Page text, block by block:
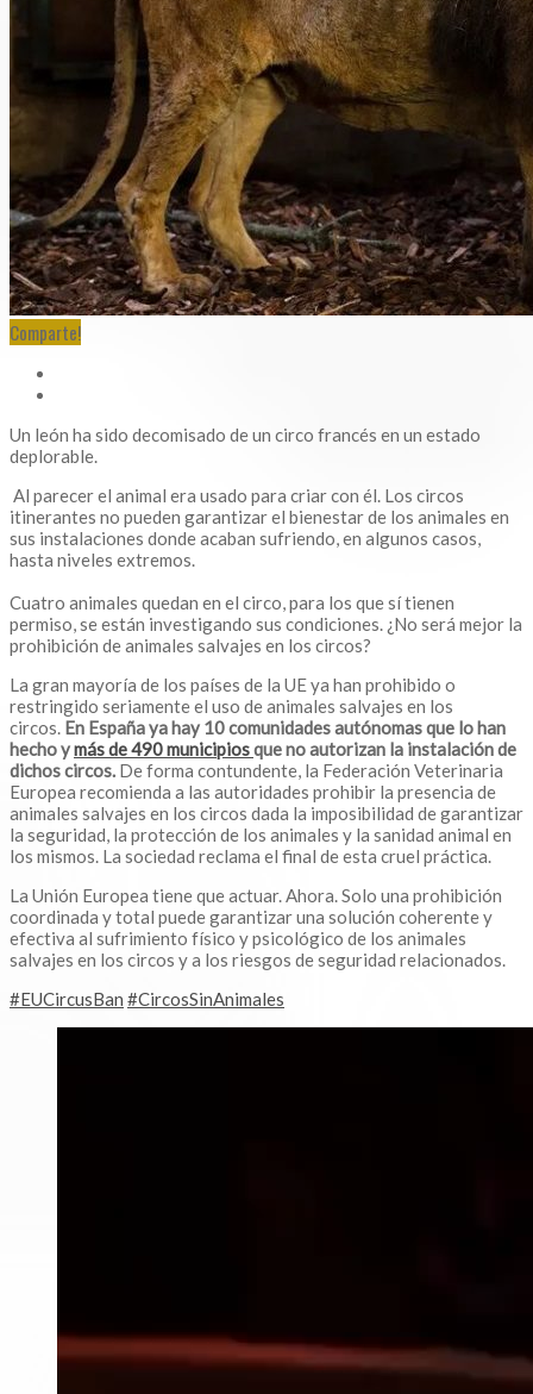
Comparte!
Un león ha sido decomisado de un circo francés en un estado
deplorable.
Al parecer el animal era usado para criar con él. Los circos
itinerantes no pueden garantizar el bienestar de los animales en
sus instalaciones donde acaban sufriendo, en algunos casos,
hasta niveles extremos.
Cuatro animales quedan en el circo, para los que sí tienen
permiso, se están investigando sus condiciones. ¿No será mejor la
prohibición de animales salvajes en los circos?
La gran mayoría de los países de la UE ya han prohibido o
restringido seriamente el uso de animales salvajes en los
circos. En España ya hay 10 comunidades autónomas que lo han
hecho ymás de 490 municipiosque no autorizan la instalación de
dichos circos. De forma contundente, la Federación Veterinaria
Europea recomienda a las autoridades prohibir la presencia de
animales salvajes en los circos dada la imposibilidad de garantizar
la seguridad, la protección de los animales y la sanidad animal en
los mismos. La sociedad reclama el final de esta cruel práctica.
La Unión Europea tiene que actuar. Ahora. Solo una prohibición
coordinada y total puede garantizar una solución coherente y
efectiva al sufrimiento físico y psicológico de los animales
salvajes en los circos y a los riesgos de seguridad relacionados.
#EUCircusBan #CircosSinAnimales